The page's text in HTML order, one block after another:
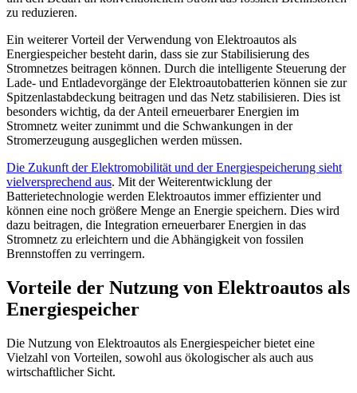
zu reduzieren.
Ein weiterer Vorteil der Verwendung von Elektroautos als
Energiespeicher besteht darin, dass sie zur Stabilisierung des
Stromnetzes beitragen können. Durch die intelligente Steuerung der
Lade- und Entladevorgänge der Elektroautobatterien können sie zur
Spitzenlastabdeckung beitragen und das Netz stabilisieren. Dies ist
besonders wichtig, da der Anteil erneuerbarer Energien im
Stromnetz weiter zunimmt und die Schwankungen in der
Stromerzeugung ausgeglichen werden müssen.
Die Zukunft der Elektromobilität und der Energiespeicherung sieht
vielversprechend aus. Mit der Weiterentwicklung der
Batterietechnologie werden Elektroautos immer effizienter und
können eine noch größere Menge an Energie speichern. Dies wird
dazu beitragen, die Integration erneuerbarer Energien in das
Stromnetz zu erleichtern und die Abhängigkeit von fossilen
Brennstoffen zu verringern.
Vorteile der Nutzung von Elektroautos als
Energiespeicher
Die Nutzung von Elektroautos als Energiespeicher bietet eine
Vielzahl von Vorteilen, sowohl aus ökologischer als auch aus
wirtschaftlicher Sicht.